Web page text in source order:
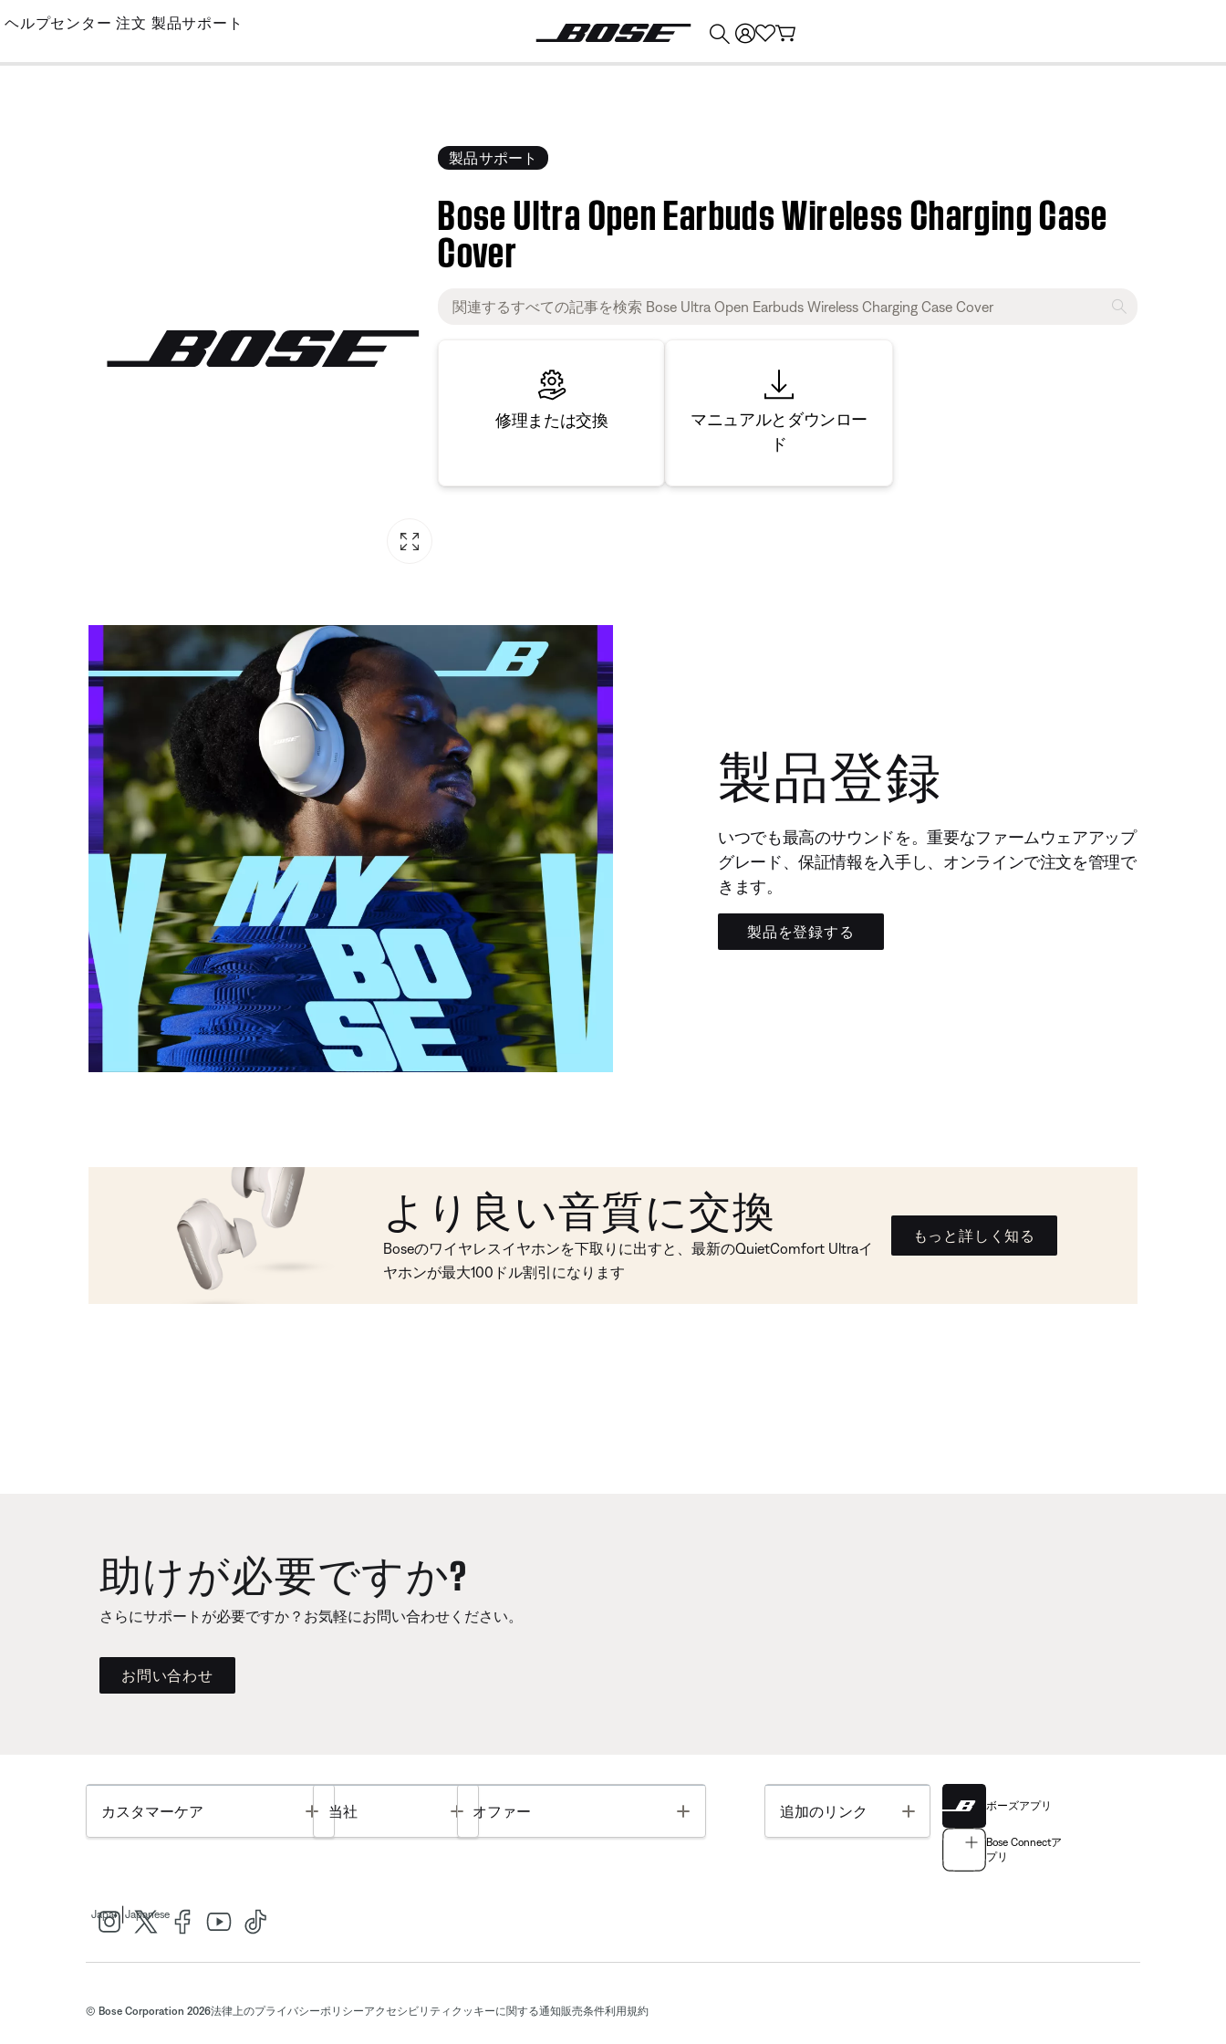
Skip
Main
ヘルプセンター 注文 製品サポート
製品サポート
Bose Ultra Open Earbuds Wireless Charging Case
Cover
修理または交換
マニュアルとダウンロー
ド
製品登録
いつでも最高のサウンドを。重要なファームウェアアップ
グレード、保証情報を入手し、オンラインで注文を管理で
きます。
製品を登録する
より良い音質に交換
Boseのワイヤレスイヤホンを下取りに出すと、最新のQuietComfort Ultraイ
ヤホンが最大100ドル割引になります
もっと詳しく知る
助けが必要ですか?
さらにサポートが必要ですか？お気軽にお問い合わせください。
お問い合わせ
カスタマーケア Toggle
当社 Toggle
オファー Toggle 追加のリンク Toggle ボーズアプリ
Bose Connectア
プリ
Japan Japanese
© Bose Corporation 2026法律上のプライバシーポリシーアクセシビリティ クッキーに関する通知販売条件利用規約